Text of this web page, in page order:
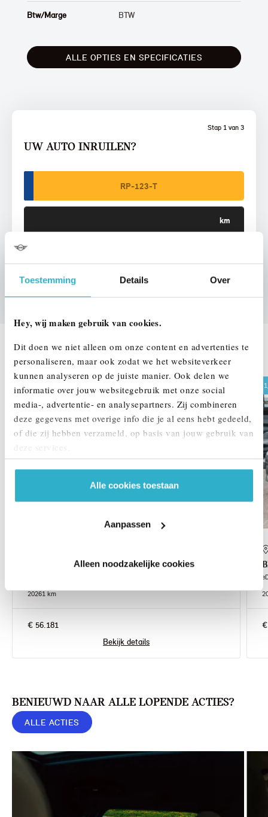
Toestemming Details Over
Hey, wij maken gebruik van cookies.
Dit doen we niet alleen om onze content en advertenties te
personaliseren, maar ook zodat we het websiteverkeer
kunnen analyseren op de juiste manier. Ook delen we
informatie over jouw websitegebruik met onze social
media-, advertentie- en analysepartners. Zij combineren
deze gegevens met overige info die je al eens hebt gedeeld,
of die zij hebben verzameld, op basis van jouw gebruik van
deze services.
Alle cookies toestaan
Aanpassen
Alleen noodzakelijke cookies
Stap 1 van 3
UW AUTO INRUILEN?
Btw/Marge BTW
ALLE OPTIES EN SPECIFICATIES
DEZE ZIJN VERGELIJKBAAR
20261 km
€ 56.181
Bekijk details
BENIEUWD NAAR ALLE LOPENDE ACTIES?
ALLE ACTIES